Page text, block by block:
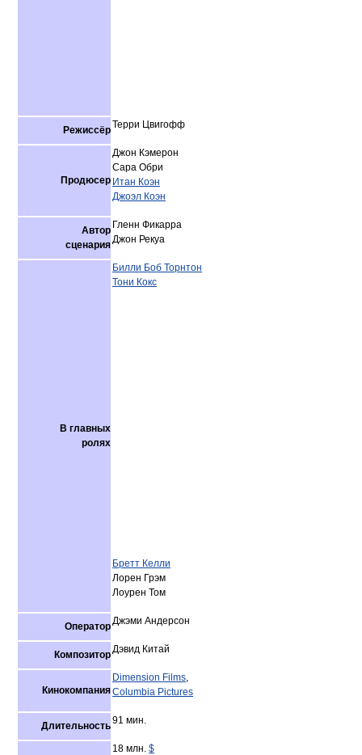
РежиссёрТерри Цвигофф
Продюсер
Джон Кэмерон
Сара Обри
Итан Коэн
Джоэл Коэн
Автор
сценария
Гленн Фикарра
Джон Рекуа
В главных
ролях
Билли Боб Торнтон
Тони Кокс
Бретт Келли
Лорен Грэм
Лоурен Том
ОператорДжэми Андерсон
КомпозиторДэвид Китай
Кинокомпания
Dimension Films,
Columbia Pictures
Длительность91 мин.
18 млн. $